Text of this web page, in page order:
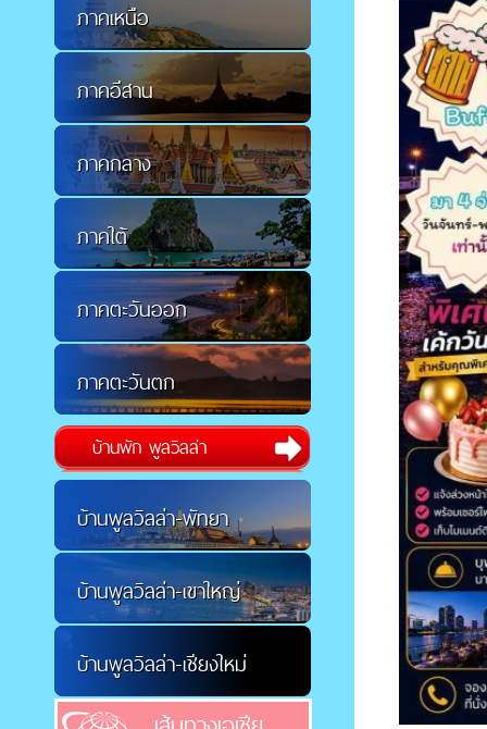
ภาคเหนือ
ภาคอีสาน
ภาคกลาง
ภาคใต้
ภาคตะวันออก
ภาคตะวันตก
บ้านพัก พูลวิลล่า
บ้านพูลวิลล่า-พัทยา
บ้านพูลวิลล่า-เขาใหญ่
บ้านพูลวิลล่า-เชียงใหม่